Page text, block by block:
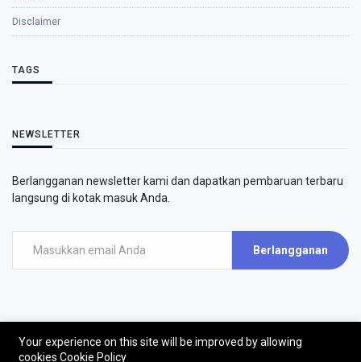
Disclaimer
TAGS
NEWSLETTER
Berlangganan newsletter kami dan dapatkan pembaruan terbaru
langsung di kotak masuk Anda.
Berlangganan
©2026 - AirPutih
Your experience on this site will be improved by allowing
cookies Cookie Policy